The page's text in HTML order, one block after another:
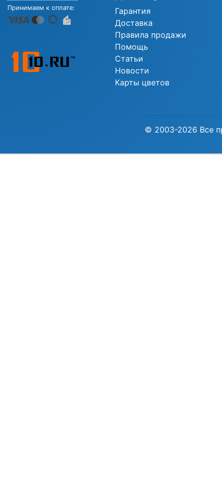
Принимаем к оплате:
Гарантия
Доставка
Правила продажи
Помощь
Статьи
Новости
Карты цветов
© 2003-2026 Все